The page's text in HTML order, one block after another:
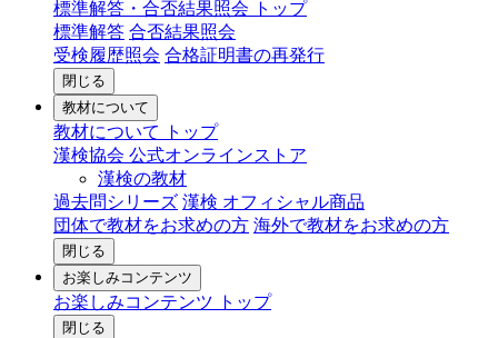
標準解答・合否結果照会 トップ
標準解答 合否結果照会
受検履歴照会 合格証明書の再発行
閉じる
教材について
教材について トップ
漢検協会 公式オンラインストア
漢検の教材
過去問シリーズ 漢検 オフィシャル商品
団体で教材をお求めの方 海外で教材をお求めの方
閉じる
お楽しみコンテンツ
お楽しみコンテンツ トップ
閉じる